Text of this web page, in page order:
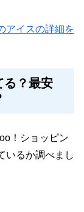
アイスの詳細を
る？最安
！ショッピン
いるか調べまし